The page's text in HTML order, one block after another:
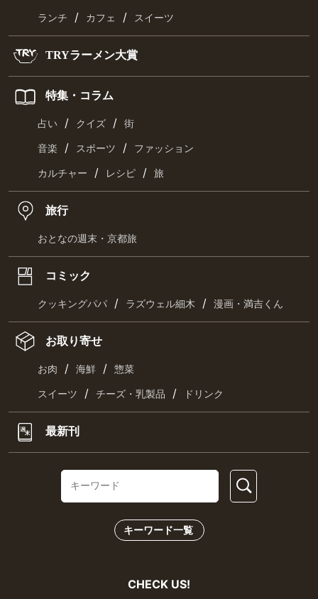
ランチ / カフェ / スイーツ
TRYラーメン大賞
特集・コラム
占い / クイズ / 街
音楽 / スポーツ / ファッション
カルチャー / レシピ / 旅
旅行
おとなの週末・京都旅
コミック
クッキングパパ / ラズウェル細木 / 漫画・満吉くん
お取り寄せ
お肉 / 海鮮 / 惣菜
スイーツ / チーズ・乳製品 / ドリンク
最新刊
キーワード一覧
CHECK US!